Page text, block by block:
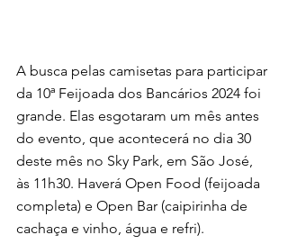
A busca pelas camisetas para participar
da 10ª Feijoada dos Bancários 2024 foi
grande. Elas esgotaram um mês antes
do evento, que acontecerá no dia 30
deste mês no Sky Park, em São José,
às 11h30. Haverá Open Food (feijoada
completa) e Open Bar (caipirinha de
cachaça e vinho, água e refri).